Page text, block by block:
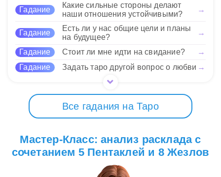
14 Нравится
обдумывание каждого шага поможет избежать
нежелательных последствий.
14 Нравится
Гадание
Какие сильные стороны делают
наши отношения устойчивыми?
→
Гадание
Есть ли у нас общие цели и планы
на будущее?
→
Гадание Стоит ли мне идти на свидание?
→
Гадание
Задать таро другой вопрос о любви →
Все гадания на Таро
Мастер-Класс: анализ расклада с
сочетанием 5 Пентаклей и 8 Жезлов